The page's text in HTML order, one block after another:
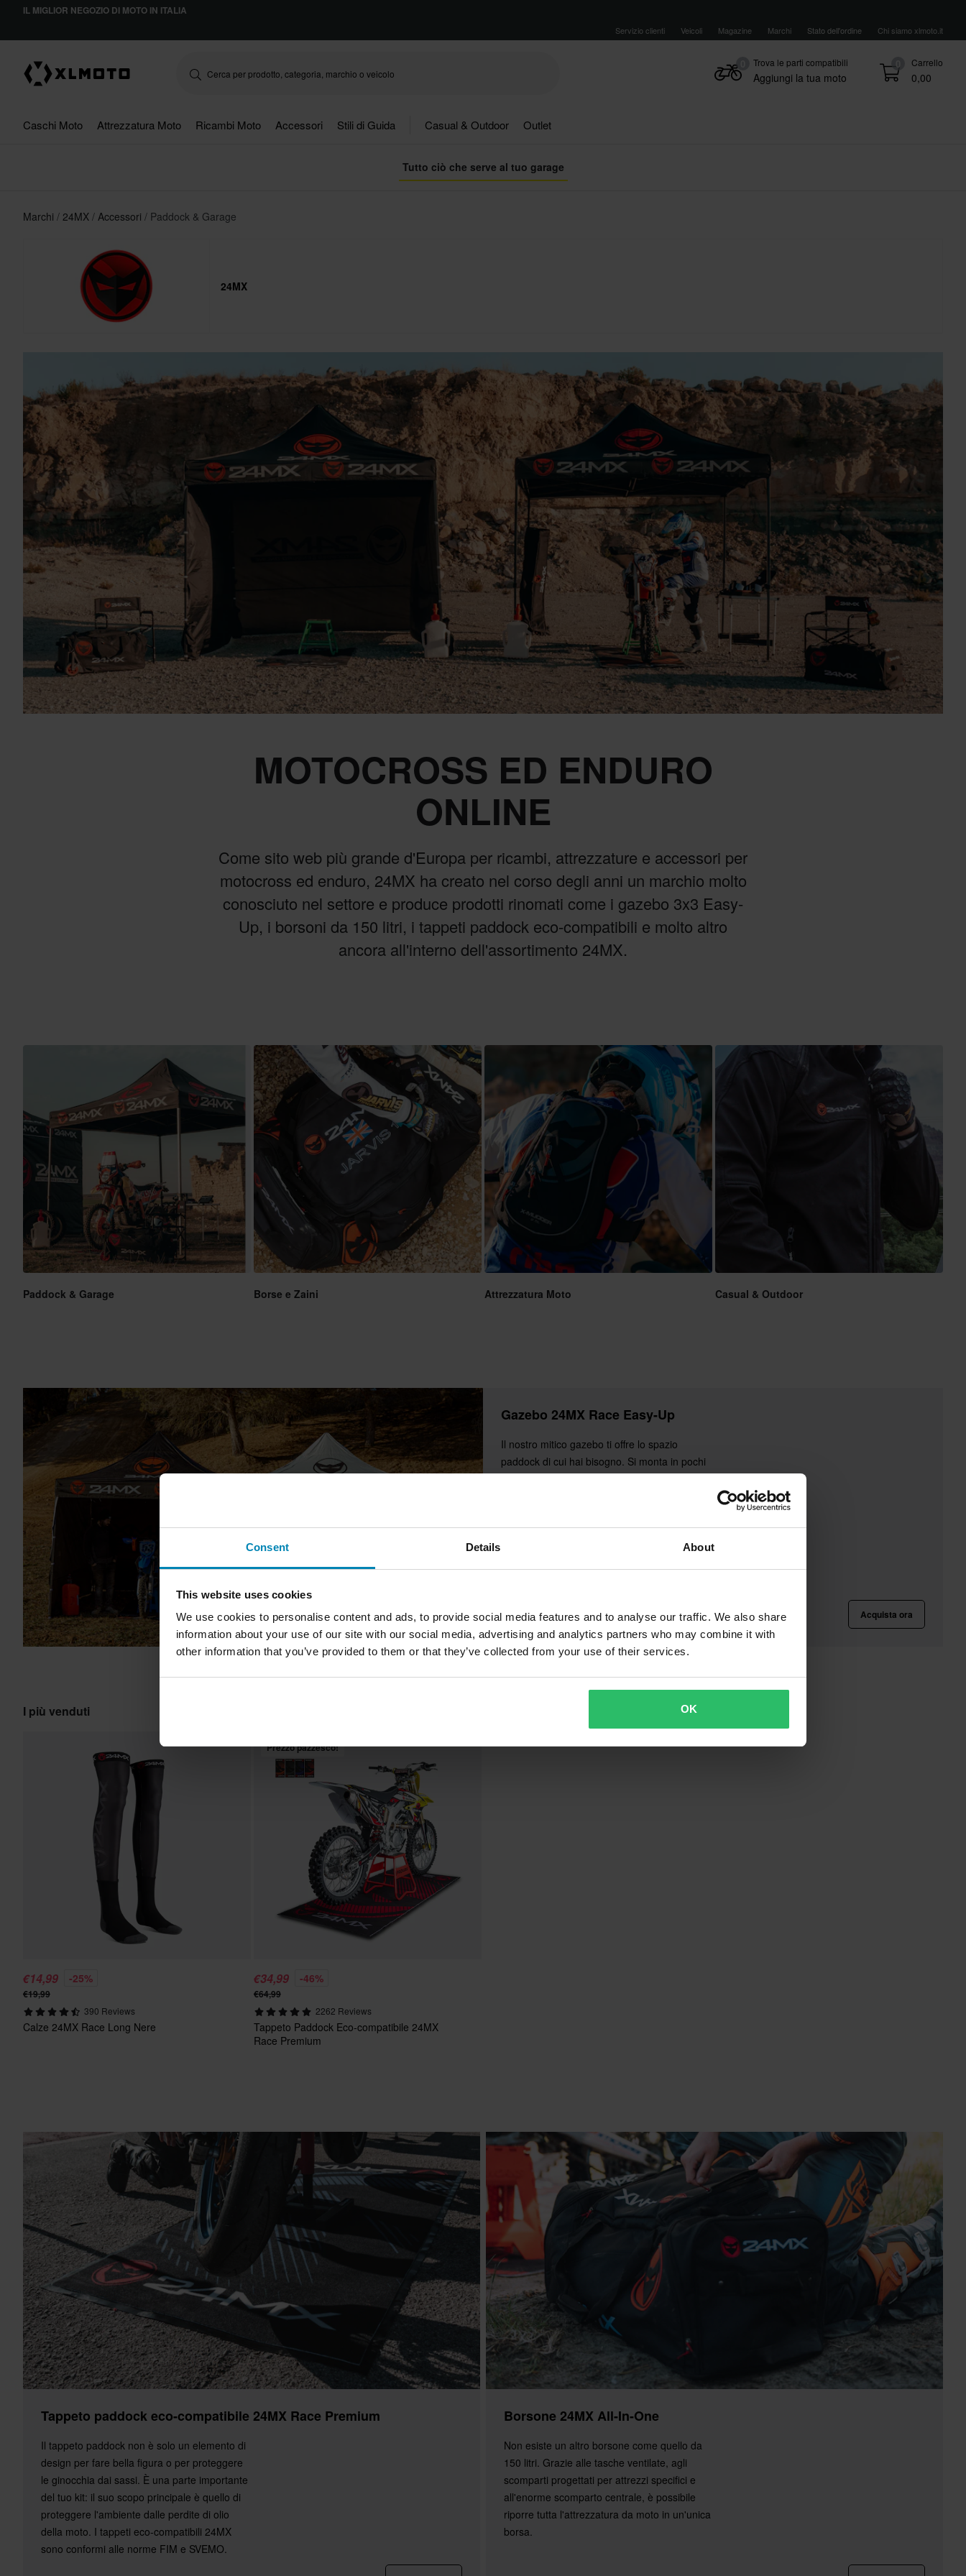
Consent Details About
This website uses cookies
We use cookies to personalise content and ads, to provide social media features and to analyse our traffic. We also share
information about your use of our site with our social media, advertising and analytics partners who may combine it with
other information that you’ve provided to them or that they’ve collected from your use of their services.
OK
IL MIGLIOR NEGOZIO DI MOTO IN ITALIA
Servizio clienti Veicoli Magazine Marchi Stato dell'ordine Chi siamo xlmoto.it
0 Carrello
0,00
Trova le parti compatibili
Aggiungi la tua moto
Caschi Moto Attrezzatura Moto Ricambi Moto Accessori Stili di Guida Casual & Outdoor Outlet
Tutto ciò che serve al tuo garage
Marchi 24MX Accessori Paddock & Garage
24MX
MOTOCROSS ED ENDURO
ONLINE
Come sito web più grande d'Europa per ricambi, attrezzature e accessori per
motocross ed enduro, 24MX ha creato nel corso degli anni un marchio molto
conosciuto nel settore e produce prodotti rinomati come i gazebo 3x3 Easy-
Up, i borsoni da 150 litri, i tappeti paddock eco-compatibili e molto altro
ancora all'interno dell'assortimento 24MX.
Paddock & Garage Borse e Zaini Attrezzatura Moto Casual & Outdoor
Gazebo 24MX Race Easy-Up
Il nostro mitico gazebo ti offre lo spazio
paddock di cui hai bisogno. Si monta in pochi
secondi, ha un design semplice ma robusto e
versatile da poter essere usato praticamente
Acquista ora
I più venduti
€14,99 -25%
€19,99
390 Reviews
Calze 24MX Race Long Nere
Prezzo pazzesco!
€34,99 -46%
€64,99
2262 Reviews
Tappeto Paddock Eco-compatibile 24MX
Race Premium
Tappeto paddock eco-compatibile 24MX Race Premium
Il tappeto paddock non è solo un elemento di
design per fare bella figura o per proteggere
le ginocchia dai sassi. È una parte importante
del tuo kit: il suo scopo principale è quello di
proteggere l'ambiente dalle perdite di olio
della moto. I tappeti eco-compatibili 24MX
sono conformi alle norme FIM e SVEMO.
Borsone 24MX All-In-One
Non esiste un altro borsone come quello da
150 litri. Grazie alle tasche ventilate, agli
scomparti progettati per attrezzi specifici e
all'enorme scomparto centrale, è possibile
riporre tutta l'attrezzatura da moto in un'unica
borsa.